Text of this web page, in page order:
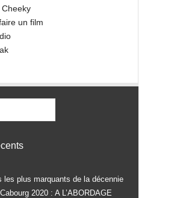
un film
les plus marquants de la décennie
2020 : A L’ABORDAGE